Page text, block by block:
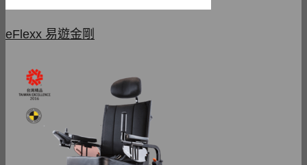
eFlexx 易遊金剛